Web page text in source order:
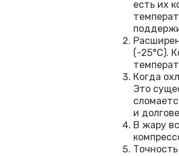
есть их
(-25°C).
Когда
Это
и
В жару